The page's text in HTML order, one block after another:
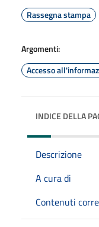
Rassegna stampa
Argomenti:
Accesso
INDICE DELLA
Descrizione
A cura di
Contenuti